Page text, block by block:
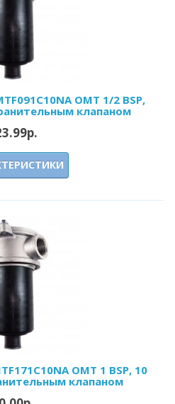
OMT 1/2 BSP,
клапаном
OMT 1 BSP, 10
клапаном